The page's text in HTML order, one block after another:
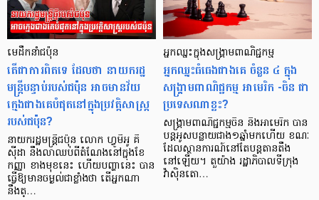
មេដឹកនាំជប៉ុន
តើជាការពិតទេ ដែលថា នាយករដ្ឋ
មន្ត្រីបន្ទាប់របស់ជប៉ុន អាចមានវ័យ
ក្មេងជាងគេបំផុតនៅក្នុងប្រវត្តិសាស្ត្រ
របស់ជប៉ុន?
នាយករដ្ឋមន្ត្រីជប៉ុន លោក ហ្វូមីអូ គី
ស៊ីដា នឹងលាឈប់ពីតំណែងនៅក្នុងខែ
កញ្ញា ខាងមុខនេះ ហើយបញ្ហានេះ បាន
ធ្វើឱ្យមានចម្ងល់ជាខ្លាំងថា តើអ្នកណា
នឹងត្…
អ្នកឈ្នះ​ក្នុងសង្គ្រាម​ពាណិជ្ជកម្ម
អ្នកឈ្នះធំធេងជាងគេ ចំនួន ៤ ក្នុង
សង្គ្រាមពាណិជ្ជកម្ម អាមេរិក -ចិន ជា
ប្រទេសណាខ្លះ?
សង្គ្រាមពាណិជ្ជកម្មចិន និងអាមេរិក បាន
បន្តអូសបន្លាយជាង១ឆ្នាំមកហើយ ខណៈ
ដែលស្ថានការណ៍នៅតែបន្តតានតឹង
នៅឡើយ។ តួយ៉ាង រដ្ឋាភិបាលទីក្រុង
វ៉ាស៊ិនតោ…